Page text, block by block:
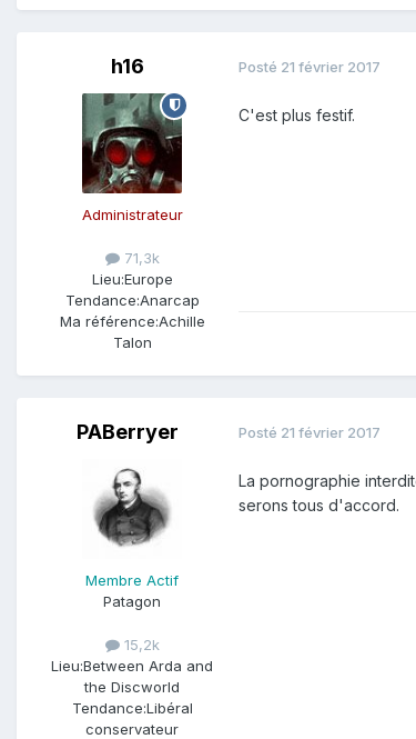
h16
Administrateur
71,3k
Lieu:Europe
Tendance:Anarcap
Ma référence:Achille
Talon
Posté 21 février 2017
C'est plus festif.
PABerryer
Membre Actif
Patagon
15,2k
Lieu:Between Arda and
the Discworld
Tendance:Libéral
conservateur
Posté 21 février 2017
La pornographie
serons tous d'accord.